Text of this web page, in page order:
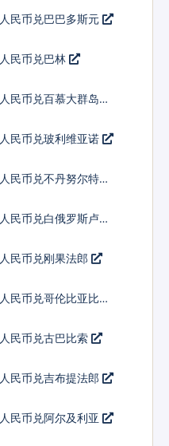
人民币兑巴巴多斯元
人民币兑巴林
人民币兑百慕大群岛元
人民币兑玻利维亚诺
人民币兑不丹努尔特鲁
人民币兑白俄罗斯卢布
人民币兑刚果法郎
人民币兑哥伦比亚比索
人民币兑古巴比索
人民币兑吉布提法郎
人民币兑阿尔及利亚